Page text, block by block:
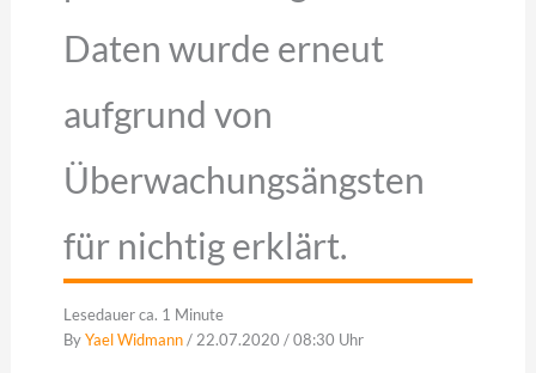
Daten wurde erneut
aufgrund von
Überwachungsängsten
für nichtig erklärt.
Lesedauer ca. 1 Minute
ByYael Widmann/ 22.07.2020 / 08:30 Uhr